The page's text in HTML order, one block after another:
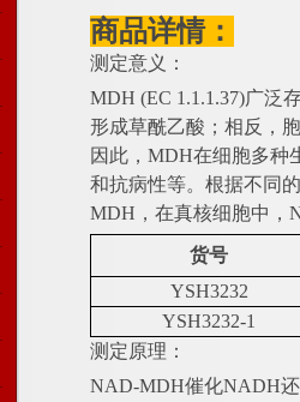
商品详情：
测定意义：
MDH (EC 1.1.1.37)广泛
形成草酰乙酸；相反，
因此，MDH在细胞多种
和抗病性等。根据不同
MDH，在真核细胞中
货号
YSH3232
YSH3232-1
测定原理：
NAD-MDH催化NADH